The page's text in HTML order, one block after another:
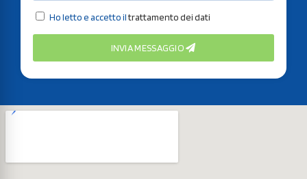
Ho letto e accetto iltrattamento dei dati
INVIA MESSAGGIO